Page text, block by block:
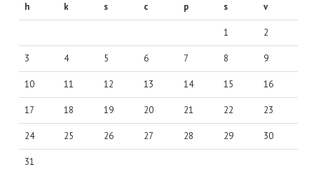
h
k s c p s v
1 2
3 4 5 6 7 8 9
10 11 12 13 14 15 16
17 18 19 20 21 22 23
24 25 26 27 28 29 30
31